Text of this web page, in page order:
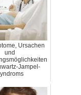
Ursachen
und
Jampel-